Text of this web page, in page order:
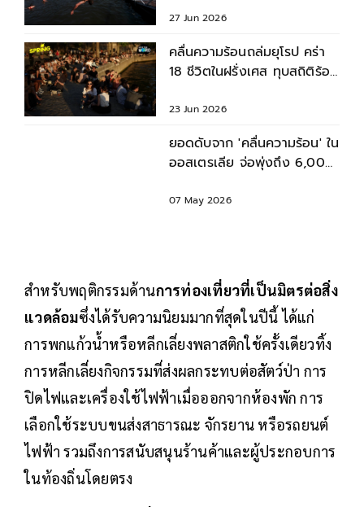
27 Jun 2026
คลื่นความร้อนถล่มยุโรป คร่า
18 ชีวิตในฝรั่งเศส ทุบสถิติร้อน
23 Jun 2026
ยอดดับจาก 'คลื่นความร้อน' ใน
ออสเตรเลีย จ่อพุ่งถึง 6,000
07 May 2026
สำหรับพฤติกรรมด้านการท่องเที่ยวที่เป็นมิตรต่อสิ่ง
แวดล้อมซึ่งได้รับความนิยมมากที่สุดในปีนี้ ได้แก่
การพกแก้วน้ำหรือหลีกเลี่ยงพลาสติกใช้ครั้งเดียวทิ้ง
การหลีกเลี่ยงกิจกรรมที่ส่งผลกระทบต่อสัตว์ป่า การ
ปิดไฟและเครื่องใช้ไฟฟ้าเมื่อออกจากห้องพัก การ
เลือกใช้ระบบขนส่งสาธารณะ จักรยาน หรือรถยนต์
ไฟฟ้า รวมถึงการสนับสนุนร้านค้าและผู้ประกอบการ
ในท้องถิ่นโดยตรง